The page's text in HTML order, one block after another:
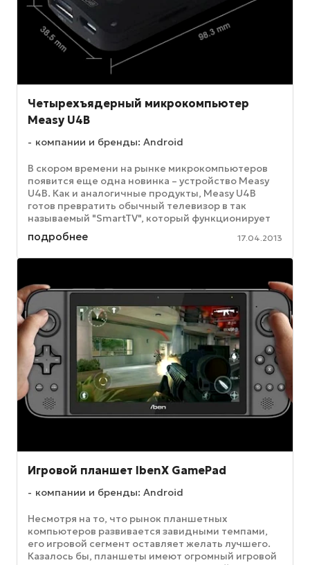
Четырехъядерный микрокомпьютер
Measy U4B
компании и бренды: Android
В скором времени на рынке микрокомпьютеров
появится еще одна новинка – устройство Measy
U4B. Как и аналогичные продукты, Measy U4B
готов превратить обычный телевизор в так
называемый "SmartTV", который функционирует
под управлением операционной ...
подробнее 17.04.2013
Игровой планшет IbenX GamePad
компании и бренды: Android
Несмотря на то, что рынок планшетных
компьютеров развивается завидными темпами,
его игровой сегмент оставляет желать лучшего.
Казалось бы, планшеты имеют огромный игровой